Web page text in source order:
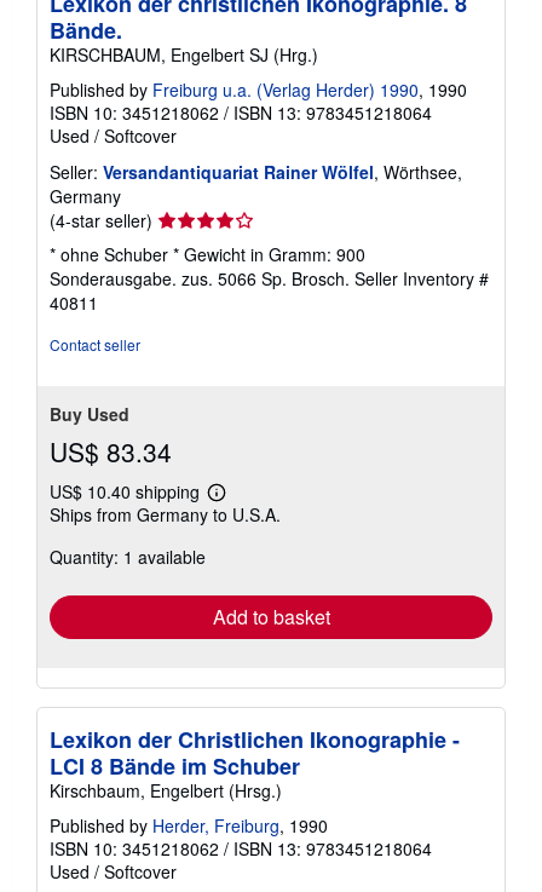
Bände.
KIRSCHBAUM, Engelbert SJ (Hrg.)
Published by Freiburg u.a. (Verlag Herder) 1990, 1990
ISBN 10: 3451218062 / ISBN 13: 9783451218064
Used / Softcover
Seller: Versandantiquariat Rainer Wölfel, Wörthsee,
Germany
(4-star seller) Seller
rating
4
out
* ohne Schuber * Gewicht in Gramm: 900
Sonderausgabe. zus. 5066 Sp. Brosch. Seller Inventory #
40811
Contact seller
Buy Used
US$ 83.34
US$ 10.40 shipping
Learn
more
Ships from Germany to U.S.A.
Quantity: 1 available
Add to basket
Lexikon der Christlichen Ikonographie -
LCI 8 Bände im Schuber
Kirschbaum, Engelbert (Hrsg.)
Published by Herder, Freiburg, 1990
ISBN 10: 3451218062 / ISBN 13: 9783451218064
Used / Softcover